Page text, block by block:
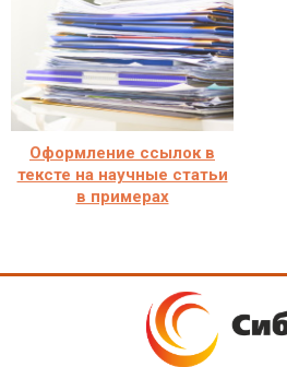
Оформление ссылок в
тексте на научные статьи
в примерах